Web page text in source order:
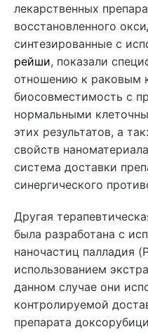
лекарственных
восстановленного
синтезированные с
рейши, показали
отношению к раковым
биосовместимость с
нормальными
этих результатов, а
свойств
система доставки
синергического
Другая
была разработана с
наночастиц палладия
использованием
данном случае они
контролируемой
препарата